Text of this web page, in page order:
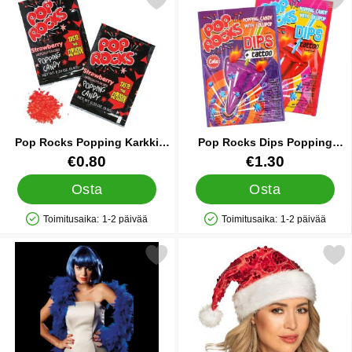
Pop Rocks Popping Karkki
Mansikka
Tuote.nro 26994
€0.80
Osta
Saatavuus: Varastossa
Toimitusaika: 1-2 päivää
Pop Rocks Dips Popping
Karkki Cola/Mansikka
Tuote.nro 26995
€1.30
Osta
Saatavuus: Varastossa
Toimitusaika: 1-2 päivää
Merkitse puuhka Deluxe Sininen suosikiksi
Merkitse punainen